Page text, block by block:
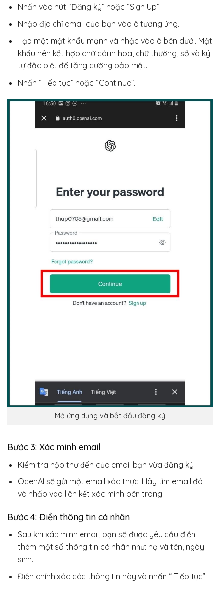
Nhấn vào nút “Đăng ký” hoặc “Sign Up”.
Nhập địa chỉ email của bạn vào ô tương ứng.
Tạo một mật khẩu mạnh và nhập vào ô bên dưới. Mật
khẩu nên kết hợp chữ cái in hoa, chữ thường, số và ký
tự đặc biệt để tăng cường bảo mật.
Nhấn “Tiếp tục” hoặc “Continue”.
Mở ứng dụng và bắt đầu đăng ký
Bước 3: Xác minh email
Kiểm tra hộp thư đến của email bạn vừa đăng ký.
OpenAI sẽ gửi một email xác thực. Hãy tìm email đó
và nhấp vào liên kết xác minh bên trong.
Bước 4: Điền thông tin cá nhân
Sau khi xác minh email, bạn sẽ được yêu cầu điền
thêm một số thông tin cá nhân như: họ và tên, ngày
sinh.
Điền chính xác các thông tin này và nhấn “ Tiếp tục”